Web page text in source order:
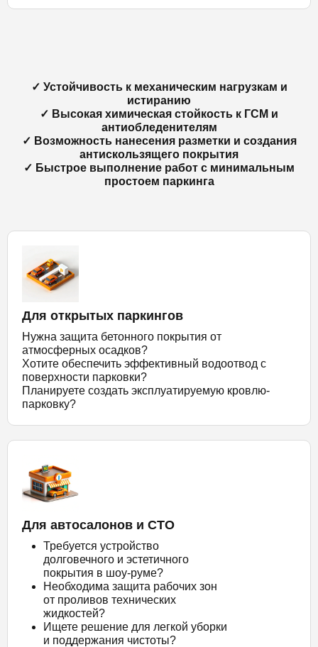
✓ Устойчивость к механическим нагрузкам и
истиранию
✓ Высокая химическая стойкость к ГСМ и
антиобледенителям
✓ Возможность нанесения разметки и создания
антискользящего покрытия
✓ Быстрое выполнение работ с минимальным
простоем паркинга
Для открытых паркингов
Нужна защита бетонного покрытия от
атмосферных осадков?
Хотите обеспечить эффективный водоотвод с
поверхности парковки?
Планируете создать эксплуатируемую кровлю-
парковку?
Для автосалонов и СТО
Требуется устройство
долговечного и эстетичного
покрытия в шоу-руме?
Необходима защита рабочих зон
от проливов технических
жидкостей?
Ищете решение для легкой уборки
и поддержания чистоты?